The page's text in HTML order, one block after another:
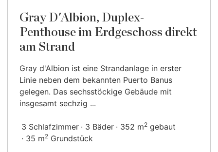
Gray D'Albion, Duplex-
Penthouse im Erdgeschoss direkt
am Strand
Gray d'Albion ist eine Strandanlage in erster
Linie neben dem bekannten Puerto Banus
gelegen. Das sechsstöckige Gebäude mit
insgesamt sechzig ...
3 Schlafzimmer 3 Bäder 352 m2 gebaut
35 m2 Grundstück